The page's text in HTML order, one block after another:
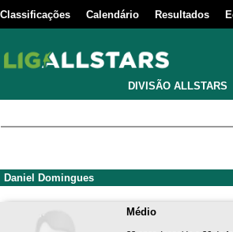
Classificações Calendário Resultados
DIVISÃO ALLSTARS
Daniel Domingues
Médio